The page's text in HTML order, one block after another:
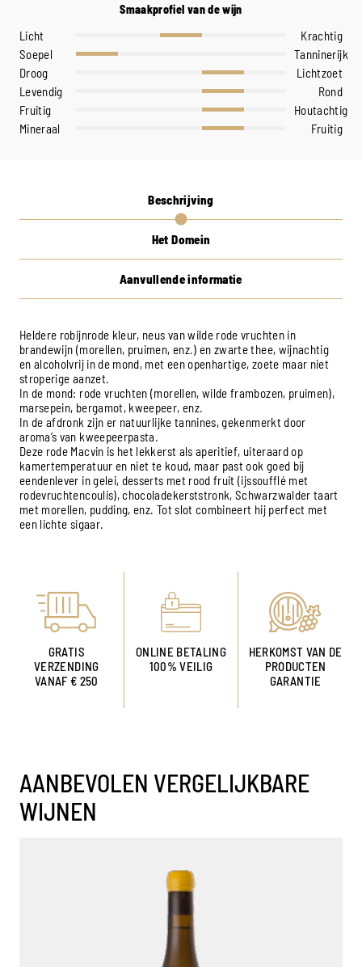
Smaakprofiel van de wijn
Licht
Krachtig
Soepel
Tanninerijk
Droog
Lichtzoet
Levendig
Rond
Fruitig
Houtachtig
Mineraal
Fruitig
Beschrijving
Het Domein
Aanvullende informatie
Heldere robijnrode kleur, neus van wilde rode vruchten in
brandewijn (morellen, pruimen, enz.) en zwarte thee, wijnachtig
en alcoholvrij in de mond, met een openhartige, zoete maar niet
stroperige aanzet.
In de mond: rode vruchten (morellen, wilde frambozen, pruimen),
marsepein, bergamot, kweepeer, enz.
In de afdronk zijn er natuurlijke tannines, gekenmerkt door
aroma’s van kweepeerpasta.
Deze rode Macvin is het lekkerst als aperitief, uiteraard op
kamertemperatuur en niet te koud, maar past ook goed bij
eendenlever in gelei, desserts met rood fruit (ijssoufflé met
rodevruchtencoulis), chocoladekerststronk, Schwarzwalder taart
met morellen, pudding, enz. Tot slot combineert hij perfect met
een lichte sigaar.
GRATIS
VERZENDING
VANAF € 250
ONLINE BETALING
100% VEILIG
HERKOMST VAN DE
PRODUCTEN
GARANTIE
AANBEVOLEN VERGELIJKBARE
WIJNEN